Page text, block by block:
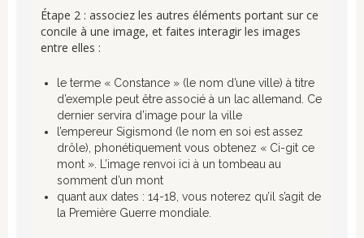
Étape 2 : associez les autres éléments portant sur ce
concile à une image, et faites interagir les images
entre elles :
le terme « Constance » (le nom d’une ville) à titre
d’exemple peut être associé à un lac allemand. Ce
dernier servira d’image pour la ville
l’empereur Sigismond (le nom en soi est assez
drôle), phonétiquement vous obtenez « Ci-git ce
mont ». L’image renvoi ici à un tombeau au
somment d’un mont
quant aux dates : 14-18, vous noterez qu’il s’agit de
la Première Guerre mondiale.